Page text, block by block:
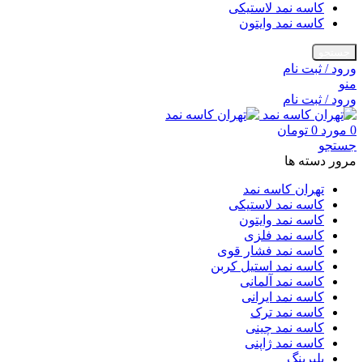
کاسه نمد لاستیکی
کاسه نمد وایتون
ورود / ثبت نام
منو
ورود / ثبت نام
0 مورد 0 تومان
جستجو
مرور دسته ها
تهران کاسه نمد
کاسه نمد لاستیکی
کاسه نمد وایتون
کاسه نمد فلزی
کاسه نمد فشار قوی
کاسه نمد استیل کربن
کاسه نمد آلمانی
کاسه نمد ایرانی
کاسه نمد ترک
کاسه نمد چینی
کاسه نمد ژاپنی
بلبرینگ